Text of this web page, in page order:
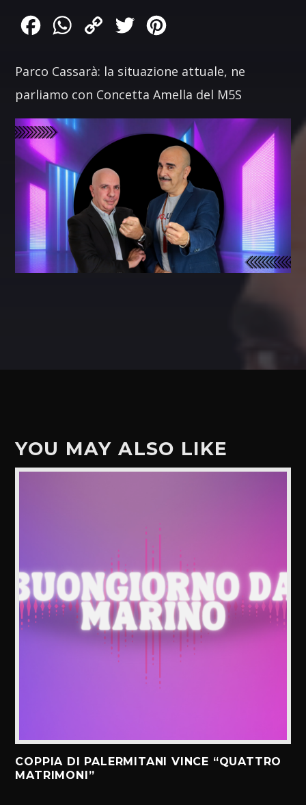
FacebookWhatsApp
Copy
Twitter
Parco Cassarà: la situazione attuale, ne
parliamo con Concetta Amella del M5S
YOU MAY ALSO LIKE
COPPIA DI PALERMITANI VINCE “QUATTRO
MATRIMONI”